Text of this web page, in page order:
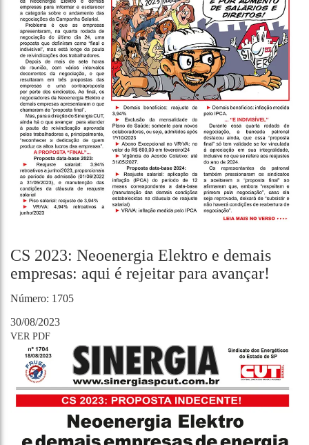
CS 2023: Neoenergia Elektro e demais
empresas: aqui é rejeitar para avançar!
Número: 1705
30/08/2023
VER PDF